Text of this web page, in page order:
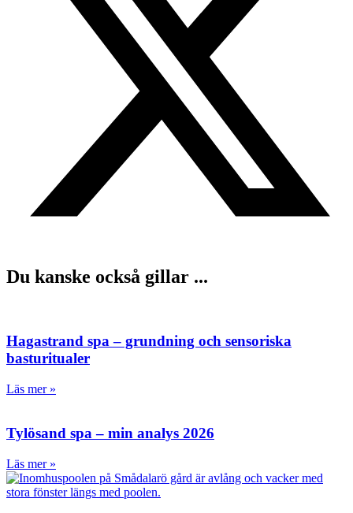
Du kanske också gillar ...
Hagastrand spa – grundning och sensoriska
basturitualer
Läs mer »
Tylösand spa – min analys 2026
Läs mer »